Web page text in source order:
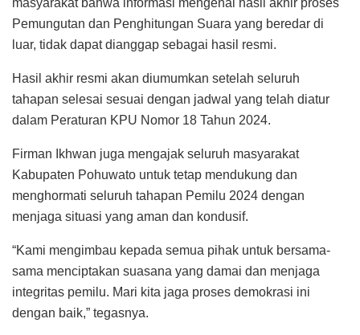
masyarakat bahwa informasi mengenai hasil akhir proses
Pemungutan dan Penghitungan Suara yang beredar di
luar, tidak dapat dianggap sebagai hasil resmi.
Hasil akhir resmi akan diumumkan setelah seluruh
tahapan selesai sesuai dengan jadwal yang telah diatur
dalam Peraturan KPU Nomor 18 Tahun 2024.
Firman Ikhwan juga mengajak seluruh masyarakat
Kabupaten Pohuwato untuk tetap mendukung dan
menghormati seluruh tahapan Pemilu 2024 dengan
menjaga situasi yang aman dan kondusif.
“Kami mengimbau kepada semua pihak untuk bersama-
sama menciptakan suasana yang damai dan menjaga
integritas pemilu. Mari kita jaga proses demokrasi ini
dengan baik,” tegasnya.